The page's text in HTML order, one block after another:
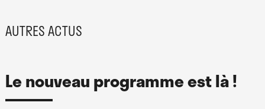
AUTRES ACTUS
Le nouveau programme est là !